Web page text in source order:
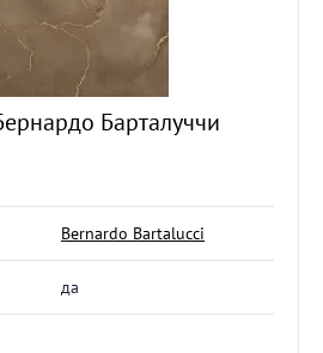
Барталуччи
Bernardo Bartalucci
да